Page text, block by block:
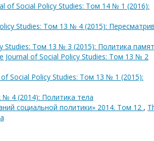
of Social Policy Studies: Том 14 № 1 (2016):
Studies: Том 13 № 4 (2015):
Studies: Том 13 № 3 (2015): Политика
Journal of Social Policy Studies: Том 13 № 2
of Social Policy Studies: Том 13 № 1 (2015):
№ 4 (2014): Политика тела
социальной политики» 2014. Том 12 ,